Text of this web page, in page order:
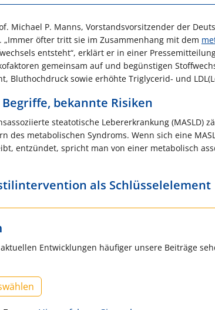
Michael P. Manns, Vorstandsvorsitzender der
. „Immer öfter tritt sie im Zusammenhang mit dem
entsteht“, erklärt er in einer
gemeinsam auf und begünstigen
Bluthochdruck sowie erhöhte Triglycerid- und
Begriffe, bekannte Risiken
steatotische Lebererkrankung (MASLD)
des metabolischen Syndroms. Wenn sich eine
entzündet, spricht man von einer metabolisch
als Schlüsselelement
Entwicklungen häufiger unsere Beiträge